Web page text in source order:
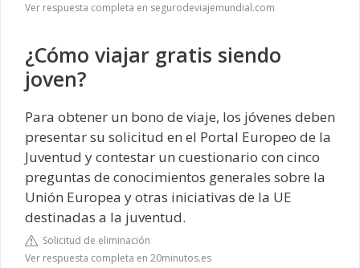
Ver respuesta completa en segurodeviajemundial.com
¿Cómo viajar gratis siendo
joven?
Para obtener un bono de viaje, los jóvenes deben
presentar su solicitud en el Portal Europeo de la
Juventud y contestar un cuestionario con cinco
preguntas de conocimientos generales sobre la
Unión Europea y otras iniciativas de la UE
destinadas a la juventud.
Solicitud de eliminación
Ver respuesta completa en 20minutos.es